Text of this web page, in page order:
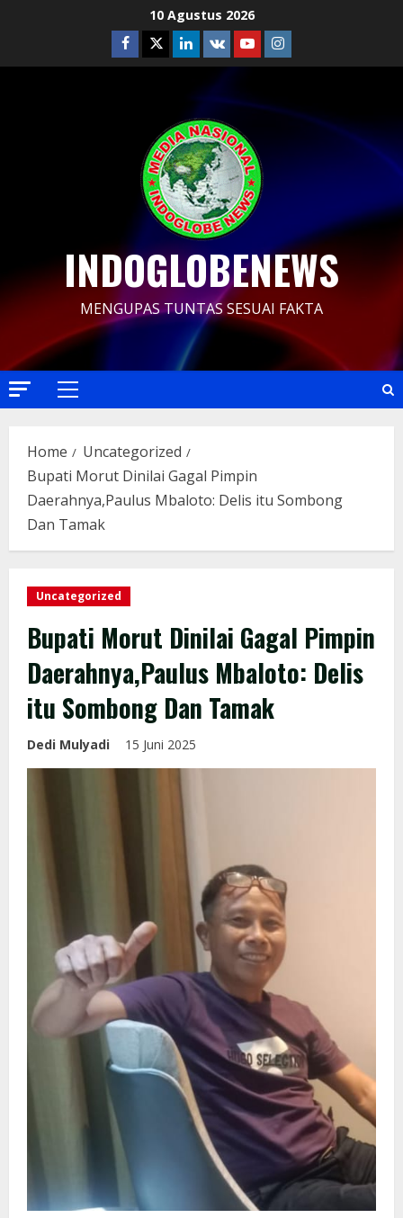
10 Agustus 2026
Facebook
TwitterLinkedin
VK YoutubeInstagram
INDOGLOBENEWS
MENGUPAS TUNTAS SESUAI FAKTA
Primary
Home
Uncategorized
Bupati Morut Dinilai Gagal Pimpin
Daerahnya,Paulus Mbaloto: Delis itu Sombong
Dan Tamak
Uncategorized
Bupati Morut Dinilai Gagal Pimpin
Daerahnya,Paulus Mbaloto: Delis
itu Sombong Dan Tamak
Dedi Mulyadi 15 Juni 2025